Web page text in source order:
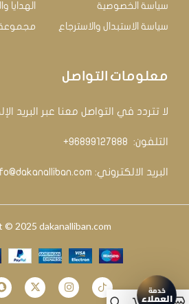
سياسة الخصوصية
سياسة الاستبدال والاسترجاع
الهدايا
معلومات التواصل
لا تتردد في التواصل معنا عبر البريد
التلفون: ‏ 96899127888+
البريد الالكتروني:
© 2025 dakanalliban.com
2025